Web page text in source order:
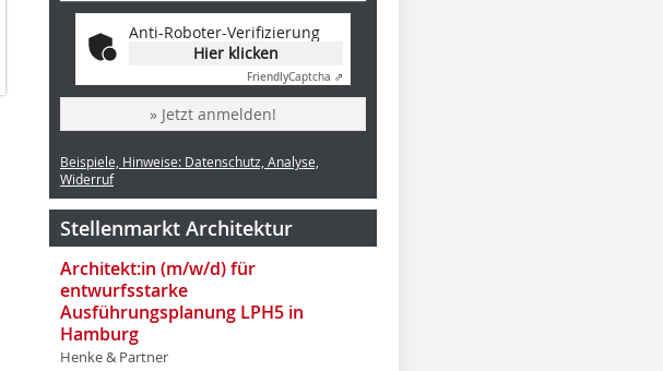
Anti-Roboter-Verifizierung
Hier klicken
FriendlyCaptcha ⇗
» Jetzt anmelden!
Beispiele, Hinweise: Datenschutz, Analyse,
Widerruf
Stellenmarkt Architektur
Architekt:in (m/w/d) für
entwurfsstarke
Ausführungsplanung LPH5 in
Hamburg
Henke & Partner